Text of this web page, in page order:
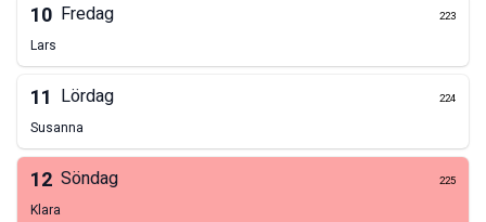
10 Fredag 223
Lars
11 Lördag 224
Susanna
12 Söndag 225
Klara